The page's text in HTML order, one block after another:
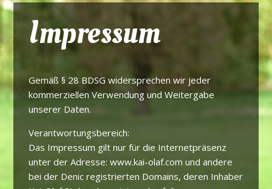
Impressum
Gemäß § 28 BDSG widersprechen wir jeder
kommerziellen Verwendung und Weitergabe
unserer Daten.
Verantwortungsbereich:
Das Impressum gilt nur für die Internetpräsenz
unter der Adresse: www.kai-olaf.com und andere
bei der Denic registrierten Domains, deren Inhaber